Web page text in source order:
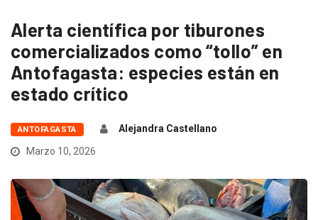
Alerta científica por tiburones
comercializados como “tollo” en
Antofagasta: especies están en
estado crítico
ANTOFAGASTA
Alejandra Castellano
Marzo 10, 2026